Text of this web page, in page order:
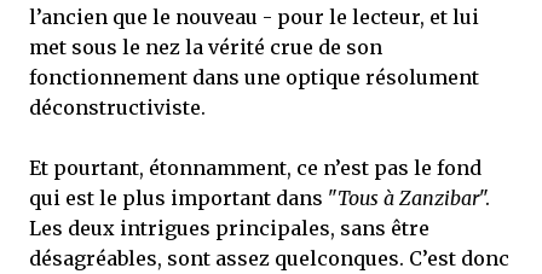
l’ancien que le nouveau - pour le lecteur, et lui
met sous le nez la vérité crue de son
fonctionnement dans une optique résolument
déconstructiviste.
Et pourtant, étonnamment, ce n’est pas le fond
qui est le plus important dans "Tous à Zanzibar".
Les deux intrigues principales, sans être
désagréables, sont assez quelconques. C’est donc